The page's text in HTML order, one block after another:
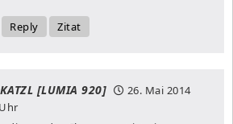
Reply Zitat
[LUMIA 920]
26. Mai 2014